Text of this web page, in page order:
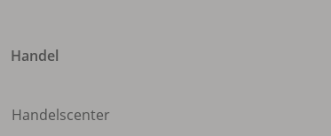
Handel
Handelscenter